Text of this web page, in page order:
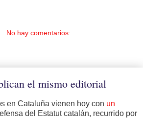
No hay comentarios:
el mismo editorial
en Cataluña vienen hoy con un
del Estatut catalán, recurrido por